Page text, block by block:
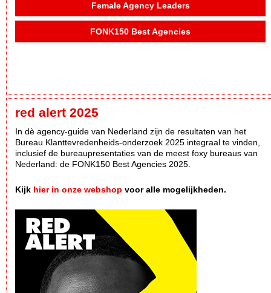
Female Agency Leaders
FONK150 Best Agencies
red alert 2025
In dè agency-guide van Nederland zijn de resultaten van het
Bureau Klanttevredenheids-onderzoek 2025 integraal te vinden,
inclusief de bureaupresentaties van de meest foxy bureaus van
Nederland: de FONK150 Best Agencies 2025.
Kijk hier in onze webshop voor alle mogelijkheden.